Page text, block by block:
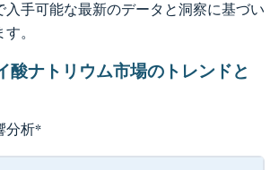
入手可能な最新のデータと洞察に基づい
。
酸ナトリウム市場のトレンドと
分析*